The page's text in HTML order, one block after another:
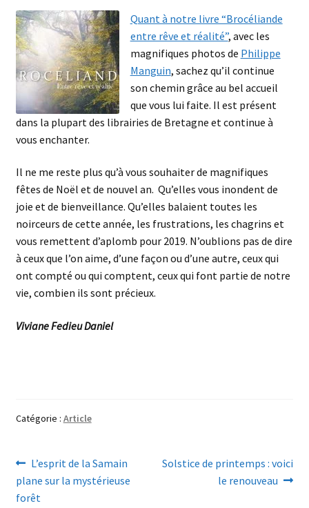
Quant à notre livre “Brocéliande
entre rêve et réalité”, avec les
magnifiques photos de Philippe
Manguin, sachez qu’il continue
son chemin grâce au bel accueil
que vous lui faite. Il est présent
dans la plupart des librairies de Bretagne et continue à
vous enchanter.
Il ne me reste plus qu’à vous souhaiter de magnifiques
fêtes de Noël et de nouvel an. Qu’elles vous inondent de
joie et de bienveillance. Qu’elles balaient toutes les
noirceurs de cette année, les frustrations, les chagrins et
vous remettent d’aplomb pour 2019. N’oublions pas de dire
à ceux que l’on aime, d’une façon ou d’une autre, ceux qui
ont compté ou qui comptent, ceux qui font partie de notre
vie, combien ils sont précieux.
Viviane Fedieu Daniel
Catégorie : Article
Navigation
de
Article
précédent :
L’esprit de la Samain
plane sur la mystérieuse
forêt
Article
Solstice de printemps : voici
le renouveau